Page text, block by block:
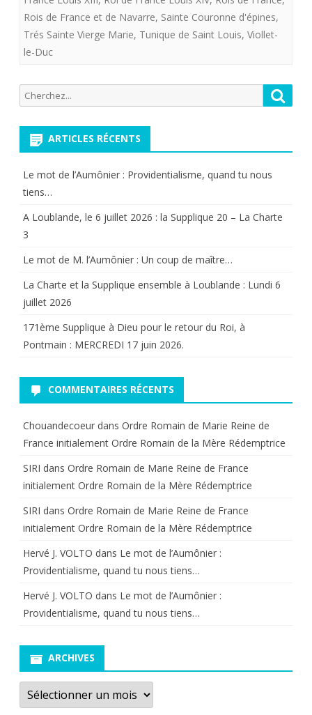
changer
de
militant.
Rois de France et de Navarre, Sainte Couronne d'épines,
Trés Sainte Vierge Marie, Tunique de Saint Louis, Viollet-
le-Duc
Recherche
pour:
ARTICLES RÉCENTS
Le mot de l’Aumônier : Providentialisme, quand tu nous
tiens…
A Loublande, le 6 juillet 2026 : la Supplique 20 – La Charte
3
Le mot de M. l’Aumônier : Un coup de maître…
La Charte et la Supplique ensemble à Loublande : Lundi 6
juillet 2026
171ème Supplique à Dieu pour le retour du Roi, à
Pontmain : MERCREDI 17 juin 2026.
COMMENTAIRES RÉCENTS
Chouandecoeur dans Ordre Romain de Marie Reine de
France initialement Ordre Romain de la Mère Rédemptrice
SIRI dans Ordre Romain de Marie Reine de France
initialement Ordre Romain de la Mère Rédemptrice
SIRI dans Ordre Romain de Marie Reine de France
initialement Ordre Romain de la Mère Rédemptrice
Hervé J. VOLTO dans Le mot de l’Aumônier :
Providentialisme, quand tu nous tiens…
Hervé J. VOLTO dans Le mot de l’Aumônier :
Providentialisme, quand tu nous tiens…
ARCHIVES
Archives